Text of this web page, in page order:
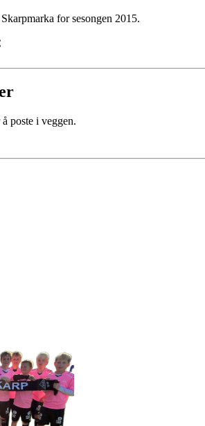
for sesongen 2015.
poste i veggen.